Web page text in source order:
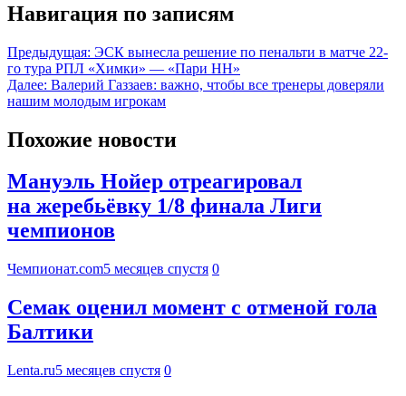
Навигация по записям
Предыдущая: ЭСК вынесла решение по пенальти в матче 22-
го тура РПЛ «Химки» — «Пари НН»
Далее: Валерий Газзаев: важно, чтобы все тренеры доверяли
нашим молодым игрокам
Похожие новости
Мануэль Нойер отреагировал
на жеребьёвку 1/8 финала Лиги
чемпионов
Чемпионат.com5 месяцев спустя 0
Семак оценил момент с отменой гола
Балтики
Lenta.ru5 месяцев спустя 0